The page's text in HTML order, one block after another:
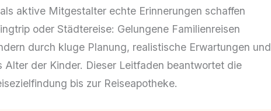
aktive Mitgestalter echte Erinnerungen schaffen
oder Städtereise: Gelungene Familienreisen
durch kluge Planung, realistische Erwartungen und
der Kinder. Dieser Leitfaden beantwortet die
bis zur Reiseapotheke.